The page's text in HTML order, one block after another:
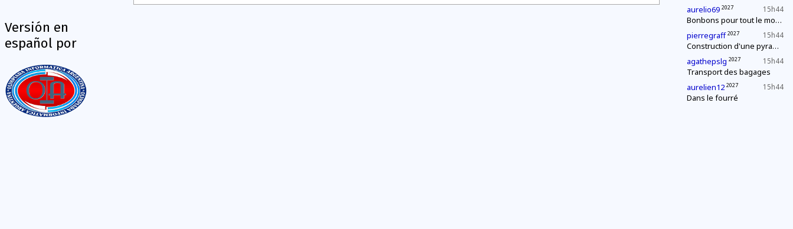
Versión en
español por
15h44
aurelio69 2027
Bonbons pour tout le monde !
15h44
pierregraff 2027
Construction d'une pyramide
15h44
agathepslg 2027
Transport des bagages
15h44
aurelien12 2027
Dans le fourré